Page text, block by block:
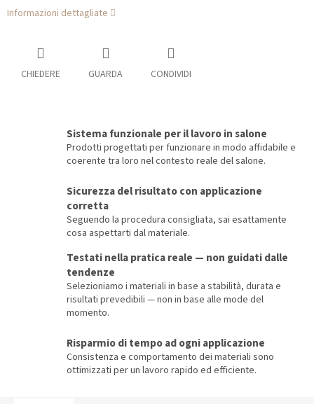
Informazioni dettagliate
CHIEDERE GUARDA CONDIVIDI
Sistema funzionale per il lavoro in salone
Prodotti progettati per funzionare in modo affidabile e
coerente tra loro nel contesto reale del salone.
Sicurezza del risultato con applicazione
corretta
Seguendo la procedura consigliata, sai esattamente
cosa aspettarti dal materiale.
Testati nella pratica reale — non guidati dalle
tendenze
Selezioniamo i materiali in base a stabilità, durata e
risultati prevedibili — non in base alle mode del
momento.
Risparmio di tempo ad ogni applicazione
Consistenza e comportamento dei materiali sono
ottimizzati per un lavoro rapido ed efficiente.